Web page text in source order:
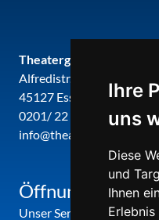
Ihre
uns
Diese
und
Ihnen
Theatergemeinde
Alfredistr. 32
45127 Essen
0201/ 22 22 29
info@theatergemeinde-
Öffnungszeiten
Unser Service-Center ist